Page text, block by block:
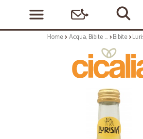
Home Acqua, Bibite e Alcolici Bibite